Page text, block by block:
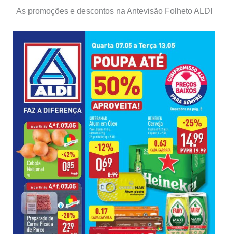
As promoções e descontos na Antevisão Folheto ALDI